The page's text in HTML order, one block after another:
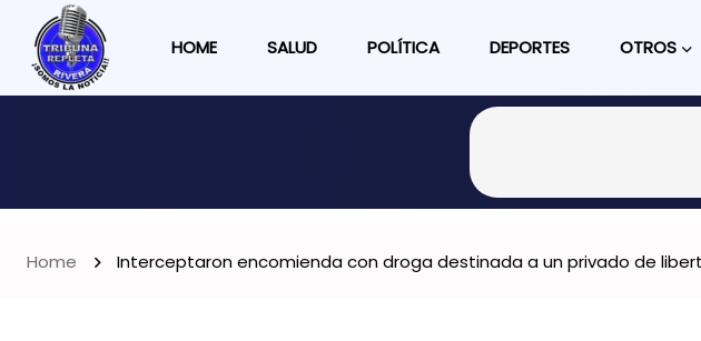
HOME SALUD POLÍTICA DEPORTES OTROS
Home Interceptaron encomienda con droga destinada a un privado de